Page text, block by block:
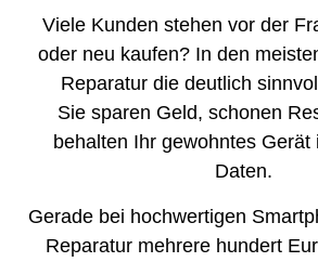
Viele Kunden stehen vor der
oder neu kaufen? In den
Reparatur die deutlich
Sie sparen Geld, schonen
behalten Ihr gewohntes Gerät
Daten.
Gerade bei hochwertigen
Reparatur mehrere hundert